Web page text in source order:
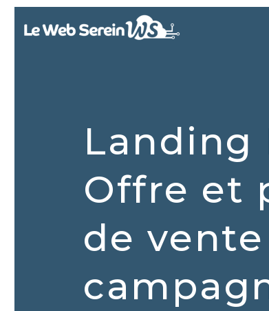
Landing
Offre et
de vente